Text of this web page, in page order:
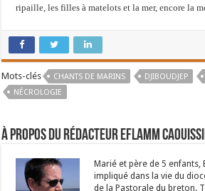
ripaille, les filles à matelots et la mer, encore la
Mots-clés CHANTS DE MARINS DJIBOUDJEP
NÉCROLOGIE
À propos du rédacteur Eflamm
Marié et père de 5 enfants,
impliqué dans la vie du
de la Pastorale du breton.